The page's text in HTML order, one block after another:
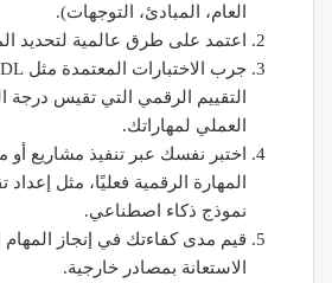
العام، المبادئ، التوجهات).
اعتمد على طرق عالمية لتحديد
التقييم الرقمي التي تقيس درجة
العملي لمهاراتك.
اختبر نفسك عبر تنفيذ مشاريع أو
المهارة الرقمية فعليًا، مثل إعداد
نموذج ذكاء اصطناعي.
قيم مدى كفاءتك في إنجاز المهام
الاستعانة بمصادر خارجية.